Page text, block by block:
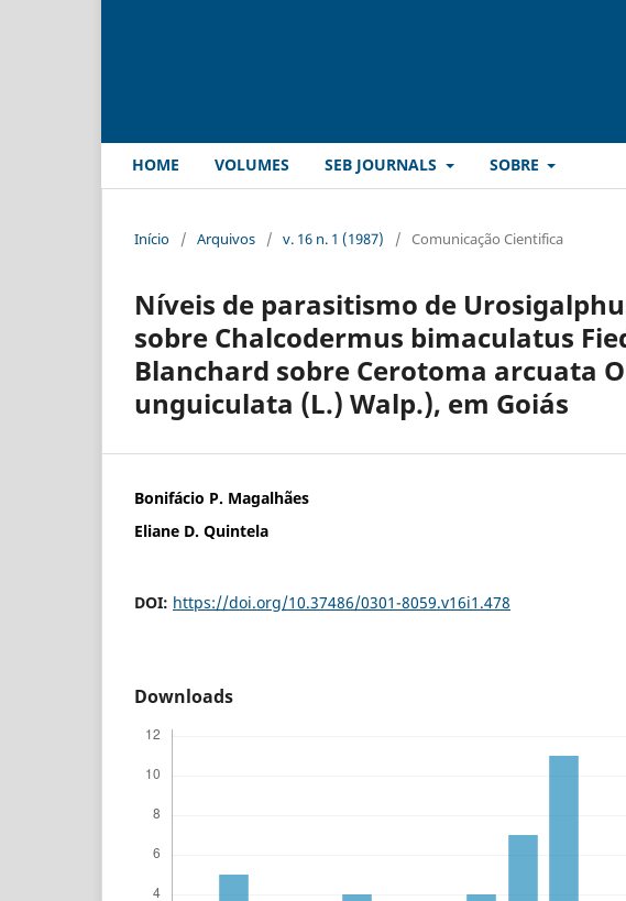
HOME VOLUMES SEB JOURNALS SOBRE
Início / Arquivos / v. 16 n. 1 (1987) / Comunicação Cientifica
Níveis de parasitismo de
sobre Chalcodermus bimaculatus
Blanchard sobre Cerotoma arcuata
unguiculata (L.) Walp.), em Goiás
Bonifácio P. Magalhães
Eliane D. Quintela
DOI: https://doi.org/10.37486/0301-8059.v16i1.478
Downloads